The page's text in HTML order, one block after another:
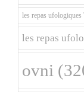
les repas ufologiques
les repas
ovni